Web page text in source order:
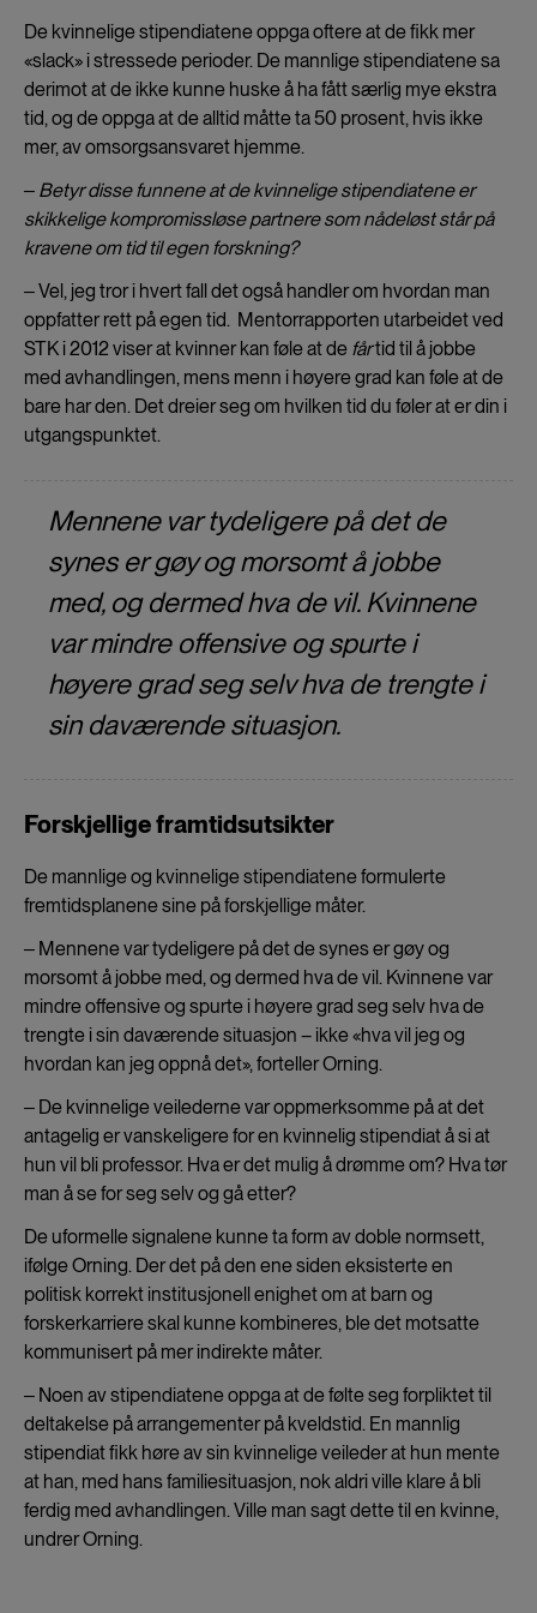
De kvinnelige stipendiatene oppga oftere at de fikk mer
«slack» i stressede perioder. De mannlige stipendiatene sa
derimot at de ikke kunne huske å ha fått særlig mye ekstra
tid, og de oppga at de alltid måtte ta 50 prosent, hvis ikke
mer, av omsorgsansvaret hjemme.
‒ Betyr disse funnene at de kvinnelige stipendiatene er
skikkelige kompromissløse partnere som nådeløst står på
kravene om tid til egen forskning?
‒ Vel, jeg tror i hvert fall det også handler om hvordan man
oppfatter rett på egen tid. Mentorrapporten utarbeidet ved
STK i 2012 viser at kvinner kan føle at de fårtid til å jobbe
med avhandlingen, mens menn i høyere grad kan føle at de
bare har den. Det dreier seg om hvilken tid du føler at er din i
utgangspunktet.
Mennene var tydeligere på det de
synes er gøy og morsomt å jobbe
med, og dermed hva de vil. Kvinnene
var mindre offensive og spurte i
høyere grad seg selv hva de trengte i
sin daværende situasjon.
Forskjellige framtidsutsikter
De mannlige og kvinnelige stipendiatene formulerte
fremtidsplanene sine på forskjellige måter.
‒ Mennene var tydeligere på det de synes er gøy og
morsomt å jobbe med, og dermed hva de vil. Kvinnene var
mindre offensive og spurte i høyere grad seg selv hva de
trengte i sin daværende situasjon – ikke «hva vil jeg og
hvordan kan jeg oppnå det», forteller Orning.
‒ De kvinnelige veilederne var oppmerksomme på at det
antagelig er vanskeligere for en kvinnelig stipendiat å si at
hun vil bli professor. Hva er det mulig å drømme om? Hva tør
man å se for seg selv og gå etter?
De uformelle signalene kunne ta form av doble normsett,
ifølge Orning. Der det på den ene siden eksisterte en
politisk korrekt institusjonell enighet om at barn og
forskerkarriere skal kunne kombineres, ble det motsatte
kommunisert på mer indirekte måter.
‒ Noen av stipendiatene oppga at de følte seg forpliktet til
deltakelse på arrangementer på kveldstid. En mannlig
stipendiat fikk høre av sin kvinnelige veileder at hun mente
at han, med hans familiesituasjon, nok aldri ville klare å bli
ferdig med avhandlingen. Ville man sagt dette til en kvinne,
undrer Orning.
cookies